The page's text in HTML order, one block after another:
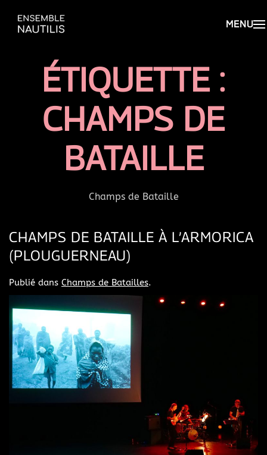
ÉTIQUETTE :
CHAMPS DE
BATAILLE
Champs de Bataille
CHAMPS DE BATAILLE À L’ARMORICA
(PLOUGUERNEAU)
Publié dans Champs de Batailles.